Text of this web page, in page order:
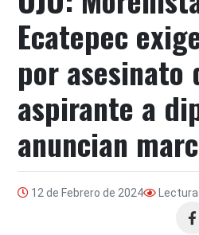
Ecatepec
por asesinato
aspirante a
anuncian
12 de Febrero de 2024